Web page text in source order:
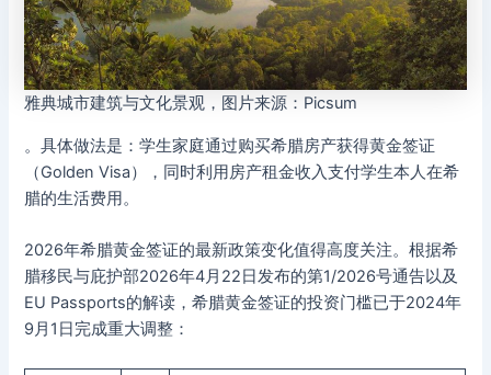
雅典城市建筑与文化景观，图片来源：Picsum
。具体做法是：学生家庭通过购买希腊房产获得黄金签证
（Golden Visa），同时利用房产租金收入支付学生本人在希
腊的生活费用。
2026年希腊黄金签证的最新政策变化值得高度关注。根据希
腊移民与庇护部2026年4月22日发布的第1/2026号通告以及
EU Passports的解读，希腊黄金签证的投资门槛已于2024年
9月1日完成重大调整：